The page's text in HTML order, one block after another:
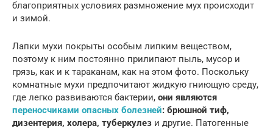
благоприятных условиях размножение мух происходит
и зимой.
Лапки мухи покрыты особым липким веществом,
поэтому к ним постоянно прилипают пыль, мусор и
грязь, как и к тараканам, как на этом фото. Поскольку
комнатные мухи предпочитают жидкую гниющую среду,
где легко развиваются бактерии, они являются
переносчиками опасных болезней: брюшной тиф,
дизентерия, холера, туберкулез и другие. Патогенные